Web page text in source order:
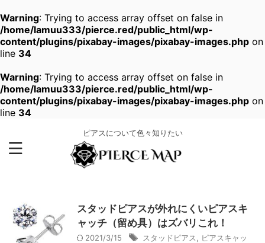
Warning: Trying to access array offset on false in
/home/lamuu333/pierce.red/public_html/wp-
content/plugins/pixabay-images/pixabay-images.php on
line 34
Warning: Trying to access array offset on false in
/home/lamuu333/pierce.red/public_html/wp-
content/plugins/pixabay-images/pixabay-images.php on
line 34
ピアスについて色々知りたい
スタッドピアスが外れにくいピアスキ
ャッチ（留め具）はズバリこれ！
2021/3/15 スタッドピアス
ピアスキャッ